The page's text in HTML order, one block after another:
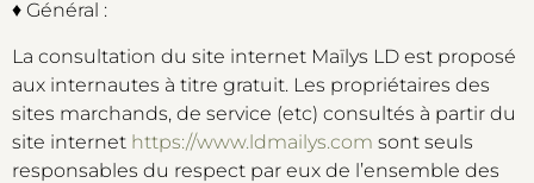
♦ Général :
La consultation du site internet Maïlys LD est proposé
aux internautes à titre gratuit. Les propriétaires des
sites marchands, de service (etc) consultés à partir du
site internet https://www.ldmailys.com sont seuls
responsables du respect par eux de l’ensemble des